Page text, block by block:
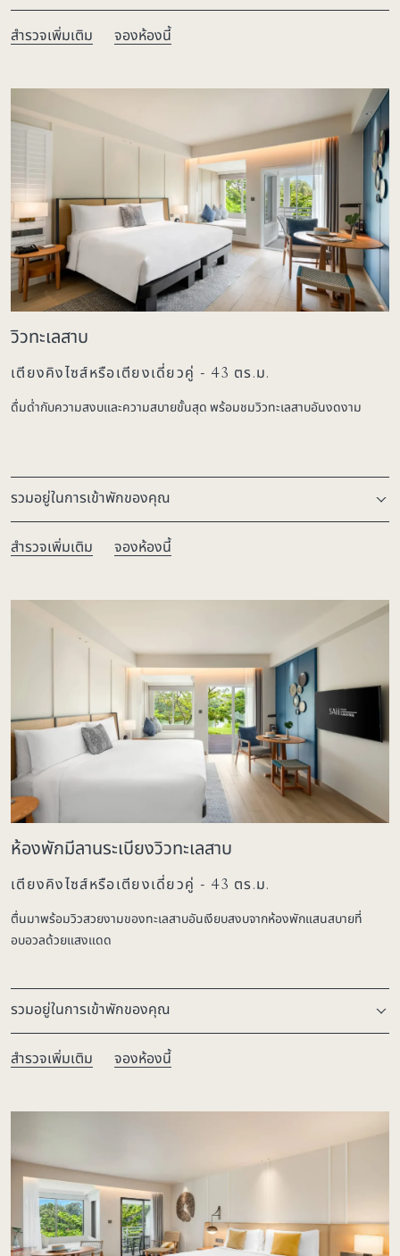
สำรวจเพิ่มเติม จองห้องนี้
วิวทะเลสาบ
เตียงคิงไซส์หรือเตียงเดี่ยวคู่ - 43 ตร.ม.
ดื่มด่ำกับความสงบและความสบายขั้นสุด พร้อมชมวิวทะเลสาบอันงดงาม
รวมอยู่ในการเข้าพักของคุณ
สำรวจเพิ่มเติม จองห้องนี้
ห้องพักมีลานระเบียงวิวทะเลสาบ
เตียงคิงไซส์หรือเตียงเดี่ยวคู่ - 43 ตร.ม.
ตื่นมาพร้อมวิวสวยงามของทะเลสาบอันเงียบสงบจากห้องพักแสนสบายที่
อบอวลด้วยแสงแดด
รวมอยู่ในการเข้าพักของคุณ
สำรวจเพิ่มเติม จองห้องนี้